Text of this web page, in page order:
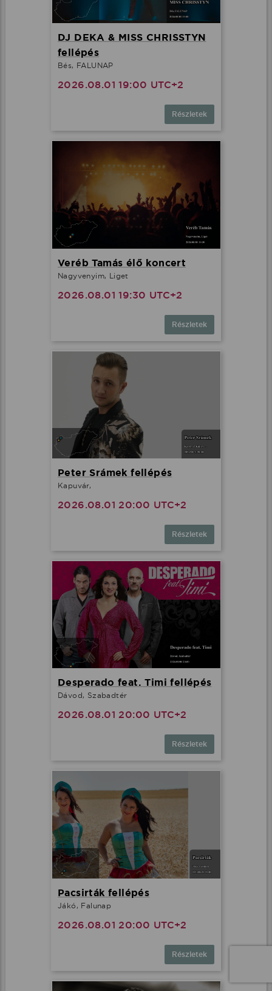
DJ DEKA & MISS CHRISSTYN
fellépés
Bés, FALUNAP
2026.08.01 19:00 UTC+2
Részletek
Veréb Tamás élő koncert
Nagyvenyim, Liget
2026.08.01 19:30 UTC+2
Részletek
Peter Srámek fellépés
Kapuvár,
2026.08.01 20:00 UTC+2
Részletek
Desperado feat. Timi fellépés
Dávod, Szabadtér
2026.08.01 20:00 UTC+2
Részletek
Pacsirták fellépés
Jákó, Falunap
2026.08.01 20:00 UTC+2
Részletek